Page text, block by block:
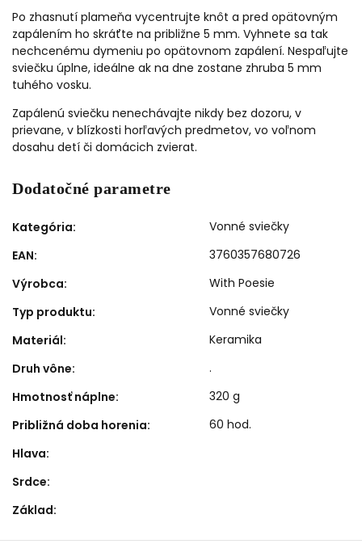
Po zhasnutí plameňa vycentrujte knôt a pred opätovným
zapálením ho skráťte na približne 5 mm. Vyhnete sa tak
nechcenému dymeniu po opätovnom zapálení. Nespaľujte
sviečku úplne, ideálne ak na dne zostane zhruba 5 mm
tuhého vosku.
Zapálenú sviečku nenechávajte nikdy bez dozoru, v
prievane, v blízkosti horľavých predmetov, vo voľnom
dosahu detí či domácich zvierat.
Dodatočné parametre
Kategória:
Vonné sviečky
EAN:
3760357680726
Výrobca:
With Poesie
Typ produktu:
Vonné sviečky
Materiál:
Keramika
Druh vône:
.
Hmotnosť náplne:
320 g
Približná doba horenia:
60 hod.
Hlava:
Srdce:
Základ: